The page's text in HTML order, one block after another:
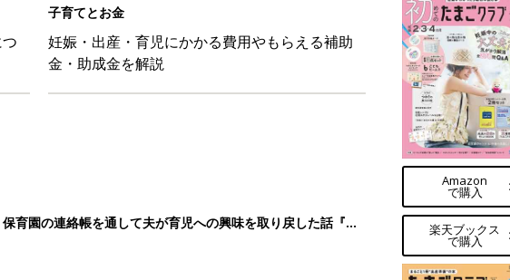
を起こさずに引き抜く「かくし芸」的テクも
誕生日占い【鏡リュウジ監修】
Amazon
で購入
楽天ブックス
で購入